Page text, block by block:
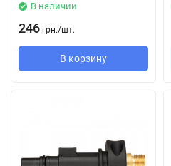
В наличии
246 грн./шт.
В корзину